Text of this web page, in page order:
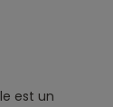
est un